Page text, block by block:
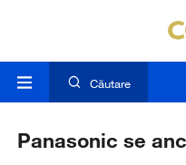
Căutare
Panasonic se